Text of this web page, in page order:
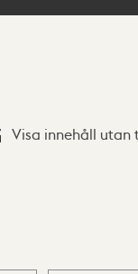
Visa innehåll utan